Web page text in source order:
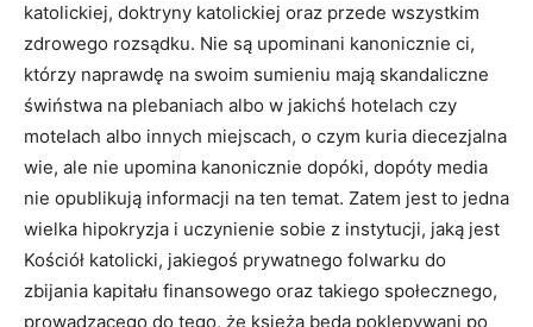
katolickiej, doktryny katolickiej oraz przede wszystkim
zdrowego rozsądku. Nie są upominani kanonicznie ci,
którzy naprawdę na swoim sumieniu mają skandaliczne
świństwa na plebaniach albo w jakichś hotelach czy
motelach albo innych miejscach, o czym kuria diecezjalna
wie, ale nie upomina kanonicznie dopóki, dopóty media
nie opublikują informacji na ten temat. Zatem jest to jedna
wielka hipokryzja i uczynienie sobie z instytucji, jaką jest
Kościół katolicki, jakiegoś prywatnego folwarku do
zbijania kapitału finansowego oraz takiego społecznego,
prowadzącego do tego, że księża będą poklepywani po